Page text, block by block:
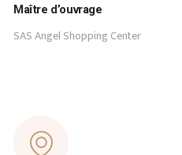
Maître d’ouvrage
SAS Angel Shopping Center